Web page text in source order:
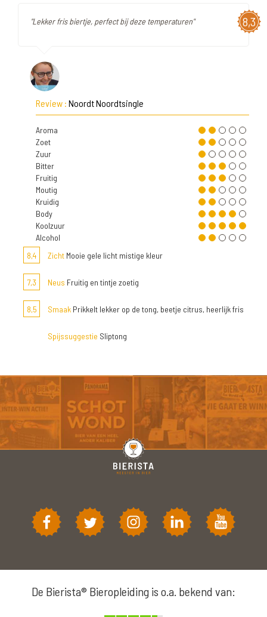
8,3
"Lekker fris biertje, perfect bij deze temperaturen"
Review : Noordt Noordtsingle
Aroma
Zoet
Zuur
Bitter
Fruitig
Moutig
Kruidig
Body
Koolzuur
Alcohol
8,4
Zicht Mooie gele licht mistige kleur
7,3 Neus Fruitig en tintje zoetig
8,5 Smaak Prikkelt lekker op de tong, beetje citrus, heerlijk fris
Spijssuggestie Sliptong
De Bierista® Bieropleiding is o.a. bekend van: